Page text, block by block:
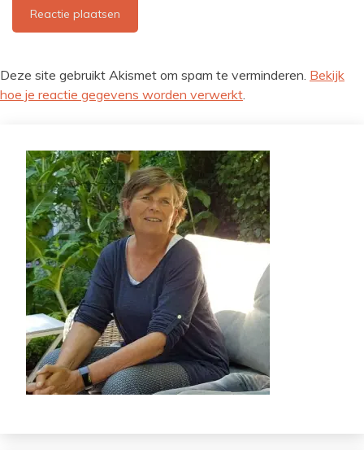
Deze site gebruikt Akismet om spam te verminderen. Bekijk
hoe je reactie gegevens worden verwerkt